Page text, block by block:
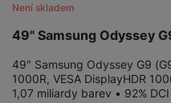
49" Samsung Odyssey
Není skladem
49" Samsung Odyssey G9
1000R, VESA DisplayHDR
1,07 miliardy barev • 92%